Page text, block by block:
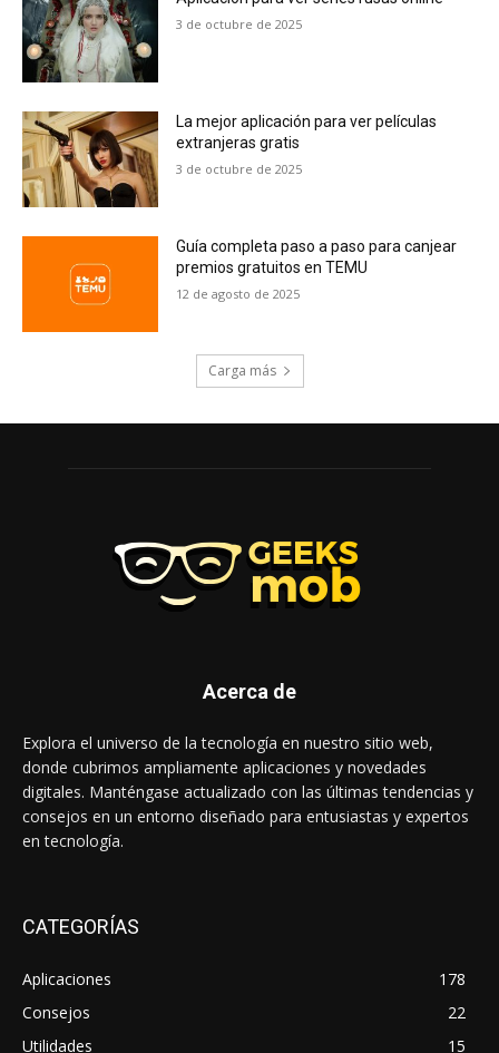
3 de octubre de 2025
La mejor aplicación para ver películas
extranjeras gratis
3 de octubre de 2025
Guía completa paso a paso para canjear
premios gratuitos en TEMU
12 de agosto de 2025
Carga más
Acerca de
Explora el universo de la tecnología en nuestro sitio web,
donde cubrimos ampliamente aplicaciones y novedades
digitales. Manténgase actualizado con las últimas tendencias y
consejos en un entorno diseñado para entusiastas y expertos
en tecnología.
CATEGORÍAS
Aplicaciones
178
Consejos
22
Utilidades
15